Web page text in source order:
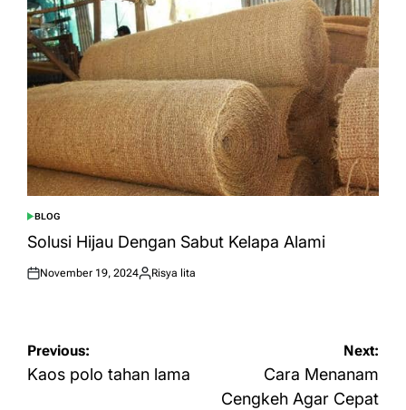
POSTED
IN
BLOG
Solusi Hijau Dengan Sabut Kelapa Alami
Posted
November 19, 2024
Posted
Risya lita
Navigasi
pos
Previous:
Kaos polo tahan lama
Next:
Cara Menanam
Cengkeh Agar Cepat